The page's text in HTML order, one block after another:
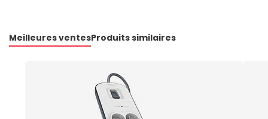
Meilleures ventesProduits similaires